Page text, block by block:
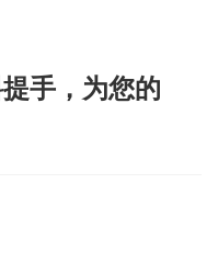
手，为您的